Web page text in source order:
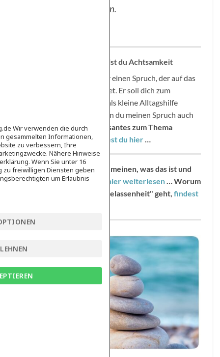
bist du vollkommen.
Teile den Spruch, dann teilst du Achtsamkeit
Jede Woche findest du hier einen Spruch, der auf das
Thema der Woche hindeutet. Er soll dich zum
Nachdenken anregen und als kleine Alltagshilfe
dienen. Ich freue mich, wenn du meinen Spruch auch
mit anderen teilst!Interessantes zum Thema
"Spruch der Woche" findest du hier…
Über Achtsamkeit im allgemeinen, was das ist und
wie es dir hilft, kannst du
hier weiterlesen…Worum
es speziell beim Thema "Gelassenheit" geht, findest
du hier
Wir verwenden die durch
gesammelten Informationen,
zu verbessern, Ihre
Nähere Hinweise
Wenn Sie unter 16
zu freiwilligen Diensten geben
um Erlaubnis